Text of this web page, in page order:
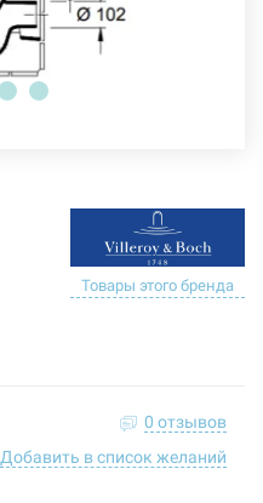
Товары этого бренда
0 отзывов
Добавить в список желаний